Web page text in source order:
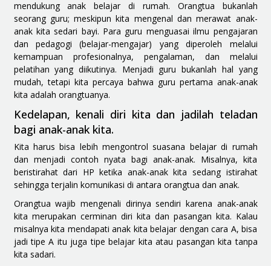
mendukung anak belajar di rumah. Orangtua bukanlah
seorang guru; meskipun kita mengenal dan merawat anak-
anak kita sedari bayi. Para guru menguasai ilmu pengajaran
dan pedagogi (belajar-mengajar) yang diperoleh melalui
kemampuan profesionalnya, pengalaman, dan melalui
pelatihan yang diikutinya. Menjadi guru bukanlah hal yang
mudah, tetapi kita percaya bahwa guru pertama anak-anak
kita adalah orangtuanya.
Kedelapan, kenali diri kita dan jadilah teladan
bagi anak-anak kita.
Kita harus bisa lebih mengontrol suasana belajar di rumah
dan menjadi contoh nyata bagi anak-anak. Misalnya, kita
beristirahat dari HP ketika anak-anak kita sedang istirahat
sehingga terjalin komunikasi di antara orangtua dan anak.
Orangtua wajib mengenali dirinya sendiri karena anak-anak
kita merupakan cerminan diri kita dan pasangan kita. Kalau
misalnya kita mendapati anak kita belajar dengan cara A, bisa
jadi tipe A itu juga tipe belajar kita atau pasangan kita tanpa
kita sadari.